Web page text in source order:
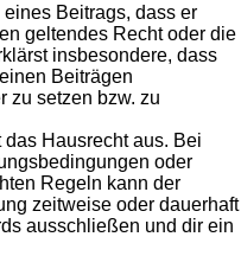
Beitrags, dass er
geltendes Recht oder die
insbesondere, dass
Beiträgen
zu setzen bzw. zu
Hausrecht aus. Bei
oder
Regeln kann der
zeitweise oder dauerhaft
ausschließen und dir ein